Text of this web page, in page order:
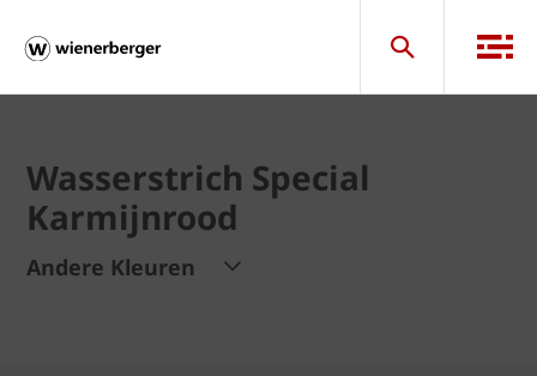
Wasserstrich Special
Karmijnrood
Andere Kleuren